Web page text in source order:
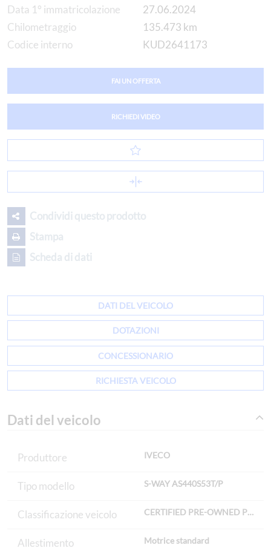
Data 1° immatricolazione
27.06.2024
Chilometraggio
135.473 km
Codice interno
KUD2641173
FAI UN OFFERTA
RICHIEDI VIDEO
Condividi questo prodotto
Stampa
Scheda di dati
DATI DEL VEICOLO
DOTAZIONI
CONCESSIONARIO
RICHIESTA VEICOLO
Dati del veicolo
Produttore IVECO
Tipo modello S-WAY AS440S53T/P
Classificazione veicolo CERTIFIED PRE-OWNED
Allestimento Motrice standard